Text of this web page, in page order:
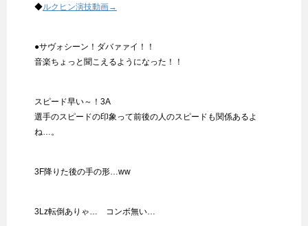
◆ルクヒン演技動画→
●サヴォシーン！ダバァァイ！！
音楽ちょっと聞こえるようになった！！
スピード早い～！3A
選手のスピードの印象って前後の人のスピードも関係あるよ
ね…。
3F降りた後の手の形…ww
3Lz転倒ありゃ… コンボ無い…